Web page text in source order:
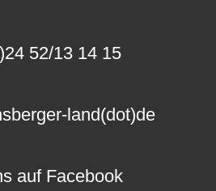
52/13 14 15
land(dot)de
auf Facebook